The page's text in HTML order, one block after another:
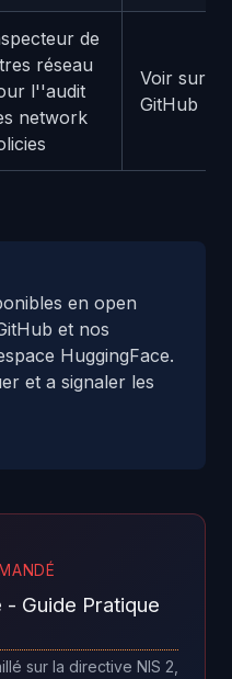
de
réseau
l''audit
network
Voir sur
GitHub
en open
et nos
HuggingFace.
et a signaler les
Guide Pratique
sur la directive NIS 2,